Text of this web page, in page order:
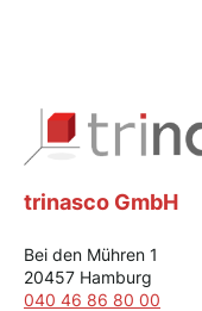
trinasco GmbH
Bei den Mühren 1
20457 Hamburg
040 46 86 80 00